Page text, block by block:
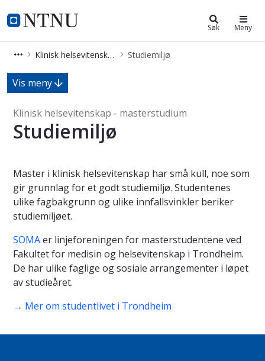
NTNU Hjemmeside
Klinisk helsevitenskap (MKLIHEL)
Søk Meny
Klinisk helsevitenskap (MKLIHEL) Studiemiljø
Studiemiljø - Klinisk helsevitenskap
Vis meny
Klinisk helsevitenskap - masterstudium
Studiemiljø
Master i klinisk helsevitenskap har små kull, noe som
gir grunnlag for et godt studiemiljø. Studentenes
ulike fagbakgrunn og ulike innfallsvinkler beriker
studiemiljøet.
SOMAer linjeforeningen for masterstudentene ved
Fakultet for medisin og helsevitenskap i Trondheim.
De har ulike faglige og sosiale arrangementer i løpet
av studieåret.
→ Mer om studentlivet i Trondheim